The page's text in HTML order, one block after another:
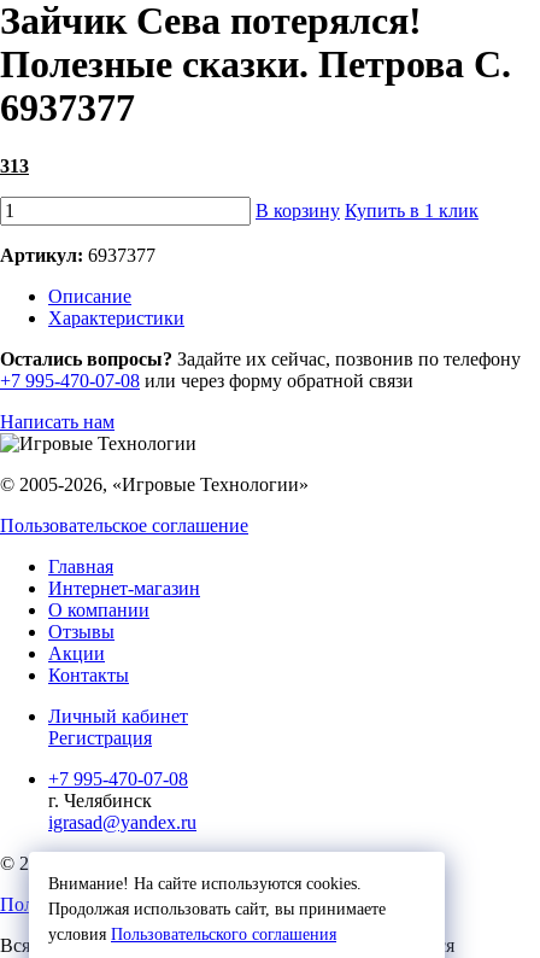
Зайчик Сева потерялся!
Полезные сказки. Петрова С.
6937377
313
В корзину Купить в 1 клик
Артикул: 6937377
Описание
Характеристики
Внимание! На сайте используются cookies.
Продолжая использовать сайт, вы принимаете
условия Пользовательского соглашения
Остались вопросы? Задайте их сейчас, позвонив по телефону
+7 995-470-07-08 или через форму обратной связи
Написать нам
© 2005-2026, «Игровые Технологии»
Пользовательское соглашение
Главная
Интернет-магазин
О компании
Отзывы
Акции
Контакты
Личный кабинет
Регистрация
+7 995-470-07-08
г. Челябинск
igrasad@yandex.ru
© 2023, Игровые Технологии
Пользовательское соглашение
Вся представленная на сайте информация, касающаяся